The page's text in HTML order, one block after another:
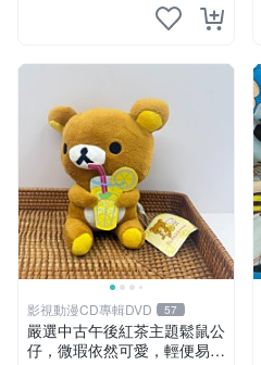
影視動漫CD專輯DVD 57
嚴選中古午後紅茶主題鬆鼠公
仔，微瑕依然可愛，輕便易運